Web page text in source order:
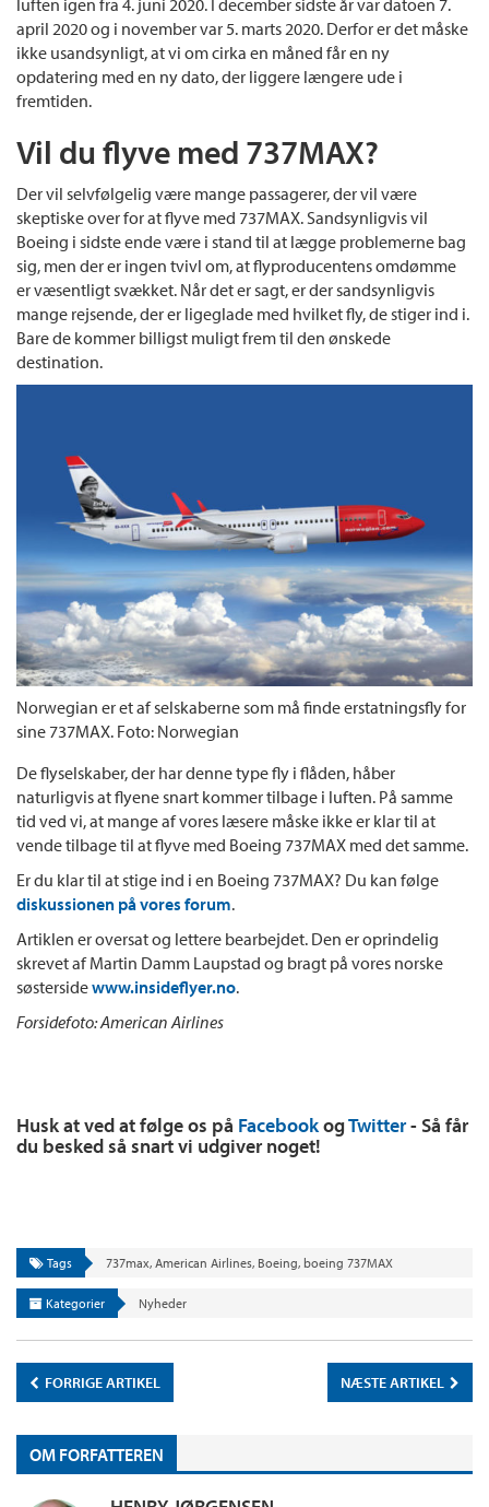
luften igen fra 4. juni 2020. I december sidste år var datoen 7.
april 2020 og i november var 5. marts 2020. Derfor er det måske
ikke usandsynligt, at vi om cirka en måned får en ny
opdatering med en ny dato, der liggere længere ude i
fremtiden.
Vil du flyve med 737MAX?
Der vil selvfølgelig være mange passagerer, der vil være
skeptiske over for at flyve med 737MAX. Sandsynligvis vil
Boeing i sidste ende være i stand til at lægge problemerne bag
sig, men der er ingen tvivl om, at flyproducentens omdømme
er væsentligt svækket. Når det er sagt, er der sandsynligvis
mange rejsende, der er ligeglade med hvilket fly, de stiger ind i.
Bare de kommer billigst muligt frem til den ønskede
destination.
Norwegian er et af selskaberne som må finde erstatningsfly for
sine 737MAX. Foto: Norwegian
De flyselskaber, der har denne type fly i flåden, håber
naturligvis at flyene snart kommer tilbage i luften. På samme
tid ved vi, at mange af vores læsere måske ikke er klar til at
vende tilbage til at flyve med Boeing 737MAX med det samme.
Er du klar til at stige ind i en Boeing 737MAX? Du kan følge
diskussionen på vores forum.
Artiklen er oversat og lettere bearbejdet. Den er oprindelig
skrevet af Martin Damm Laupstad og bragt på vores norske
søstersidewww.insideflyer.no.
Forsidefoto: American Airlines
Husk at ved at følge os på FacebookogTwitter- Så får
du besked så snart vi udgiver noget!
Tags 737max, American Airlines, Boeing, boeing 737MAX
Kategorier Nyheder
FORRIGE ARTIKEL NÆSTE ARTIKEL
OM FORFATTEREN